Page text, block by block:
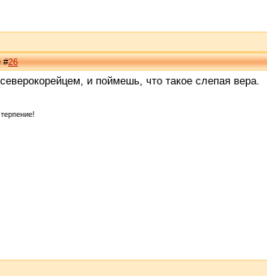
#26
и поймешь, что такое слепая вера.